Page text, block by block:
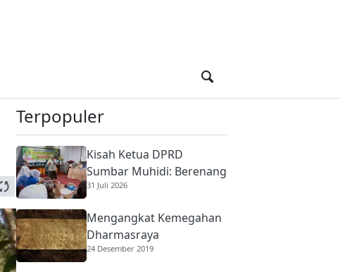
Terpopuler
Kisah Ketua DPRD
Sumbar Muhidi: Berenang
di Sungai Berbuaya Demi
Orang Tua
31 Juli 2026
Mengangkat Kemegahan
Dharmasraya
24 Desember 2019